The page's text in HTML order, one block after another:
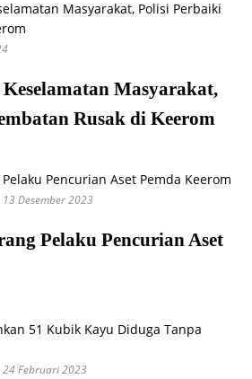
Masyarakat,
Rusak di Keerom
13 Desember 2023
Pelaku Pencurian Aset
24 Februari 2023